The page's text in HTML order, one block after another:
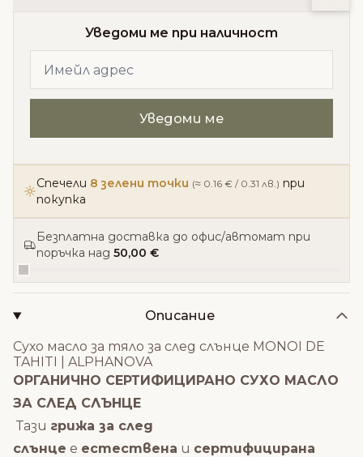
Уведоми ме при наличност
Спечели 8 зелени точки (≈ 0.16 € / 0.31 лв.) при
покупка
Безплатна доставка до офис/автомат при
поръчка над 50,00 €
Описание
Сухо масло за тяло за след слънце MONOI DE
TAHITI | ALPHANOVA
ОРГАНИЧНО СЕРТИФИЦИРАНО СУХО МАСЛО
ЗА СЛЕД СЛЪНЦЕ
Тази грижа за след
слънце е естествена и сертифицирана